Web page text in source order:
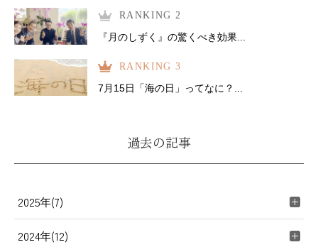
RANKING 2
『月のしずく』の驚くべき効果...
RANKING 3
7月15日「海の日」ってなに？...
過去の記事
2025年(7)
2024年(12)